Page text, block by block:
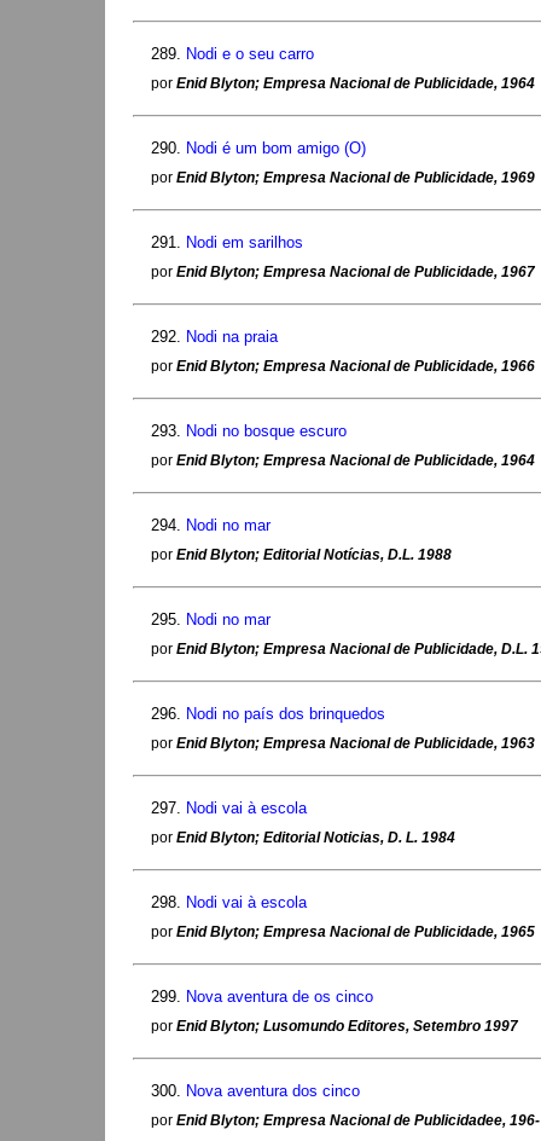
289. Nodi e o seu carro
por Enid Blyton; Empresa Nacional de Publicidade, 1964
290. Nodi é um bom amigo (O)
por Enid Blyton; Empresa Nacional de Publicidade, 1969
291. Nodi em sarilhos
por Enid Blyton; Empresa Nacional de Publicidade, 1967
292. Nodi na praia
por Enid Blyton; Empresa Nacional de Publicidade, 1966
293. Nodi no bosque escuro
por Enid Blyton; Empresa Nacional de Publicidade, 1964
294. Nodi no mar
por Enid Blyton; Editorial Notícias, D.L. 1988
295. Nodi no mar
por Enid Blyton; Empresa Nacional de Publicidade, D.L.
296. Nodi no país dos brinquedos
por Enid Blyton; Empresa Nacional de Publicidade, 1963
297. Nodi vai à escola
por Enid Blyton; Editorial Noticias, D. L. 1984
298. Nodi vai à escola
por Enid Blyton; Empresa Nacional de Publicidade, 1965
299. Nova aventura de os cinco
por Enid Blyton; Lusomundo Editores, Setembro 1997
300. Nova aventura dos cinco
por Enid Blyton; Empresa Nacional de Publicidadee, 196-